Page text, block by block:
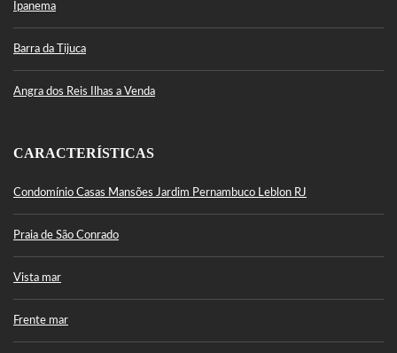
Ipanema
Barra da Tijuca
Angra dos Reis Ilhas a Venda
CARACTERÍSTICAS
Condomínio Casas Mansões Jardim Pernambuco Leblon RJ
Praia de São Conrado
Vista mar
Frente mar